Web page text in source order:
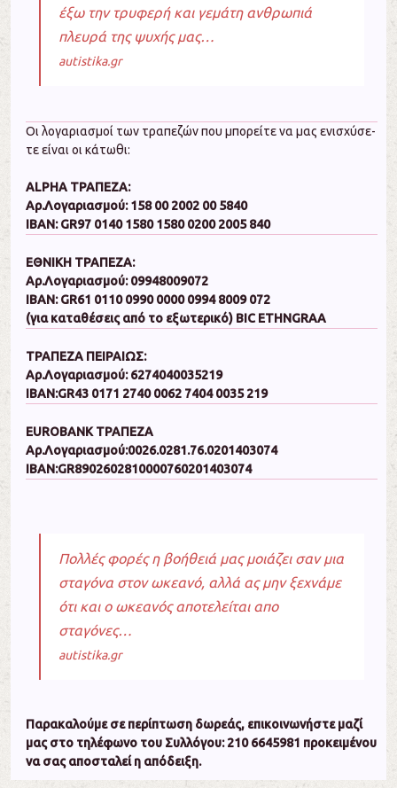
έξω την τρυφερή και γεμάτη ανθρωπιά
πλευρά της ψυχής μας…
autistika.gr
Οι λο­γα­ρια­σμοί των τρα­πε­ζών που μπο­ρεί­τε να μας ε­νι­σχύ­σε­
τε είναι οι κάτωθι:
ALPHA ΤΡΑΠΕΖΑ:
Αρ.Λογαριασμού: 158 00 2002 00 5840
Ι­ΒΑ­Ν: GR97 0140 1580 1580 0200 2005 840
Ε­ΘΝΙ­ΚΗ ΤΡΑΠΕΖΑ:
Αρ.Λογαριασμού: 09948009072
IBAN: GR61 0110 0990 0000 0994 8009 072
(για κα­τα­θέ­σεις α­πό το ε­ξω­τε­ρι­κό) BIC ETHNGRAA
ΤΡΑ­ΠΕ­ΖΑ ΠΕΙ­ΡΑΙΩ­Σ:
Αρ.Λογαριασμού: 6274040035219
IBAN:GR43 0171 2740 0062 7404 0035 219
EUROBANK ΤΡΑΠΕΖΑ
Αρ.Λογαριασμού:0026.0281.76.0201403074
IBAN:GR8902602810000760201403074
Πολλές φορές η βοήθειά μας μοιάζει σαν μια
σταγόνα στον ωκεανό, αλλά ας μην ξεχνάμε
ότι και ο ωκεανός αποτελείται απο
σταγόνες…
autistika.gr
Πα­ρα­κα­λού­με σε πε­ρί­πτω­ση δω­ρεάς, ε­πι­κοι­νω­νή­στε μα­ζί
μας στο τη­λέ­φω­νο του Συλ­λό­γου: 210 6645981 προ­κει­μέ­νου
να σας α­πο­στα­λεί η α­πό­δει­ξη.